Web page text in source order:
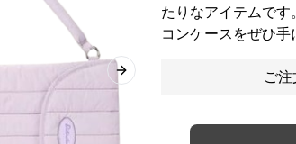
Next slide
たりなアイテムで
コンケースをぜひ手
ご